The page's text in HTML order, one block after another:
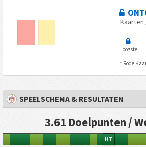
Hoogste
* Rode
SPEELSCHEMA & RESULTATEN
3.61 Doelpunten /
HT